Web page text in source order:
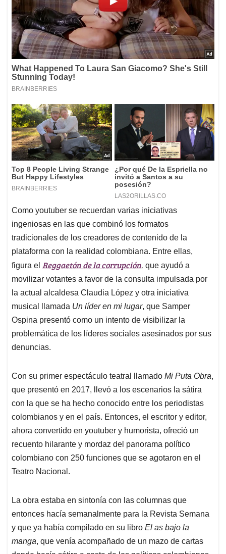
Como youtuber se recuerdan varias iniciativas
ingeniosas en las que combinó los formatos
tradicionales de los creadores de contenido de la
plataforma con la realidad colombiana. Entre ellas,
figura el Reggaetón de la corrupción, que ayudó a
movilizar votantes a favor de la consulta impulsada por
la actual alcaldesa Claudia López y otra iniciativa
musical llamada Un líder en mi lugar, que Samper
Ospina presentó como un intento de visibilizar la
problemática de los líderes sociales asesinados por sus
denuncias.
Con su primer espectáculo teatral llamado Mi Puta Obra,
que presentó en 2017, llevó a los escenarios la sátira
con la que se ha hecho conocido entre los periodistas
colombianos y en el país. Entonces, el escritor y editor,
ahora convertido en youtuber y humorista, ofreció un
recuento hilarante y mordaz del panorama político
colombiano con 250 funciones que se agotaron en el
Teatro Nacional.
La obra estaba en sintonía con las columnas que
entonces hacía semanalmente para la Revista Semana
y que ya había compilado en su libro El as bajo la
manga, que venía acompañado de un mazo de cartas